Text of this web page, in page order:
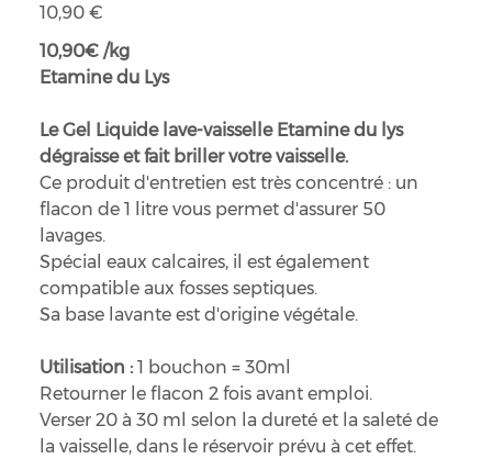
Prix
10,90 €
10,90€ /kg
Etamine du Lys
Le Gel Liquide lave-vaisselle Etamine du lys
dégraisse et fait briller votre vaisselle.
Ce produit d'entretien est très concentré : un
flacon de 1 litre vous permet d'assurer 50
lavages.
Spécial eaux calcaires, il est également
compatible aux fosses septiques.
Sa base lavante est d'origine végétale.
Utilisation : 1 bouchon = 30ml
Retourner le flacon 2 fois avant emploi.
Verser 20 à 30 ml selon la dureté et la saleté de
la vaisselle, dans le réservoir prévu à cet effet.